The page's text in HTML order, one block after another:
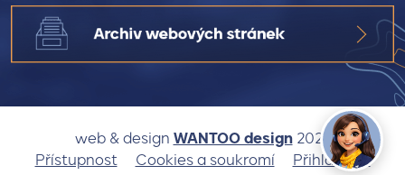
web & design WANTOO design(otevře se v
2025
Přístupnost
Cookies a soukromí Přihlásit se